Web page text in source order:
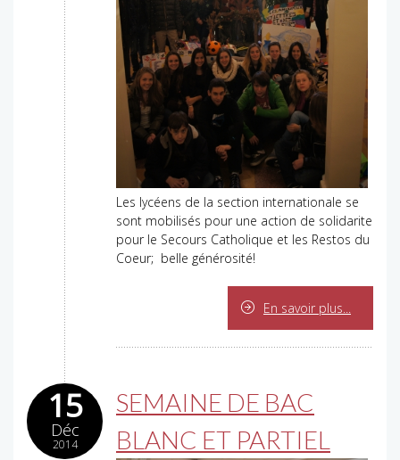
Les lycéens de la section internationale se
sont mobilisés pour une action de solidarite
pour le Secours Catholique et les Restos du
Coeur; belle générosité!
En savoir plus...
15
Déc
2014
SEMAINE DE BAC
BLANC ET PARTIEL